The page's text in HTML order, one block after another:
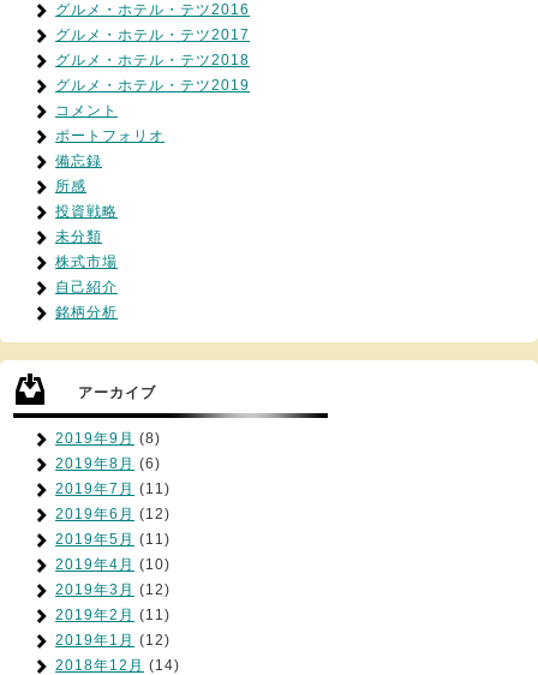
グルメ・ホテル・テツ2016
グルメ・ホテル・テツ2017
グルメ・ホテル・テツ2018
グルメ・ホテル・テツ2019
コメント
ポートフォリオ
備忘録
所感
投資戦略
未分類
株式市場
自己紹介
銘柄分析
アーカイブ
2019年9月 (8)
2019年8月 (6)
2019年7月 (11)
2019年6月 (12)
2019年5月 (11)
2019年4月 (10)
2019年3月 (12)
2019年2月 (11)
2019年1月 (12)
2018年12月 (14)